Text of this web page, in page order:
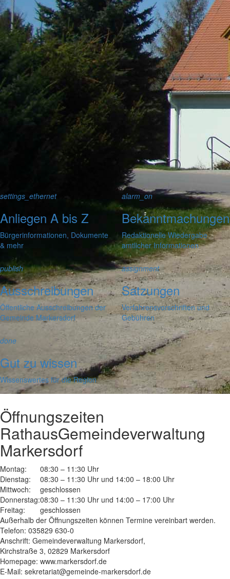
Informationen aus dem Rathaus
Früher musste man wegen jeder Angelegenheit “uff de Gemeende”,
heute stellt das Rathaus Markersdorf viele Informationen online bereit.
Ansprechpartner, Öffnungszeiten und Informationen zu
unterschiedlichen Anliegen finden Sie hier ebenso wie die Wiedergabe
von Veröffentlichungen, die amtlich im “Schöpsboten – Dorfzeitung &
Amtsblatt” erfolgt sind.
In der Rubrik “Rathaus” geht der Blick etwas weiter über die
Markersdorfer Kirchtürme hinaus und Belange der Region und des
Lebens im ländlichen Raum werden aufgegriffen.
Reichen Sie gern Vorschläge ein, was unter “Anliegen von A bis Z”
noch aufgenommen werden sollte!
settings_ethernet
Anliegen A bis Z
Bürgerinformationen, Dokumente
& mehr
alarm_on
Bekanntmachungen
Redaktionelle Wiedergabe
amtlicher Informationen
publish
Ausschreibungen
Öffentliche Ausschreibungen der
Gemeinde Markersdorf
assignment
Satzungen
Verfahrensvorschriften und
Gebühren
done
Gut zu wissen
Wissenswertes für die Region
Öffnungszeiten
RathausGemeindeverwaltung
Markersdorf
Montag:
08:30 – 11:30 Uhr
Dienstag:
08:30 – 11:30 Uhr und 14:00 – 18:00 Uhr
Mittwoch:
geschlossen
Donnerstag:08:30 – 11:30 Uhr und 14:00 – 17:00 Uhr
Freitag:
geschlossen
Außerhalb der Öffnungszeiten können Termine vereinbart werden.
Telefon: 035829 630-0
Anschrift: Gemeindeverwaltung Markersdorf,
Kirchstraße 3, 02829 Markersdorf
Homepage: www.markersdorf.de
E-Mail: sekretariat@gemeinde-markersdorf.de